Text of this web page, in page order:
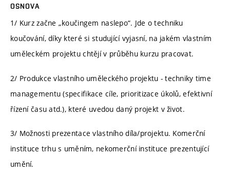
OSNOVA
1/ Kurz začne „koučingem naslepo“. Jde o techniku
koučování, díky které si studující vyjasní, na jakém vlastním
uměleckém projektu chtějí v průběhu kurzu pracovat.
2/ Produkce vlastního uměleckého projektu - techniky time
managementu (specifikace cíle, prioritizace úkolů, efektivní
řízení času atd.), které uvedou daný projekt v život.
3/ Možnosti prezentace vlastního díla/projektu. Komerční
instituce trhu s uměním, nekomerční instituce prezentující
umění.